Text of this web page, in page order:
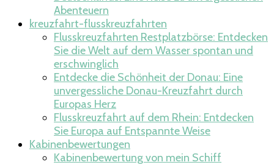
Abenteuern
kreuzfahrt-flusskreuzfahrten
Flusskreuzfahrten Restplatzbörse: Entdecken
Sie die Welt auf dem Wasser spontan und
erschwinglich
Entdecke die Schönheit der Donau: Eine
unvergessliche Donau-Kreuzfahrt durch
Europas Herz
Flusskreuzfahrt auf dem Rhein: Entdecken
Sie Europa auf Entspannte Weise
Kabinenbewertungen
Kabinenbewertung von mein Schiff